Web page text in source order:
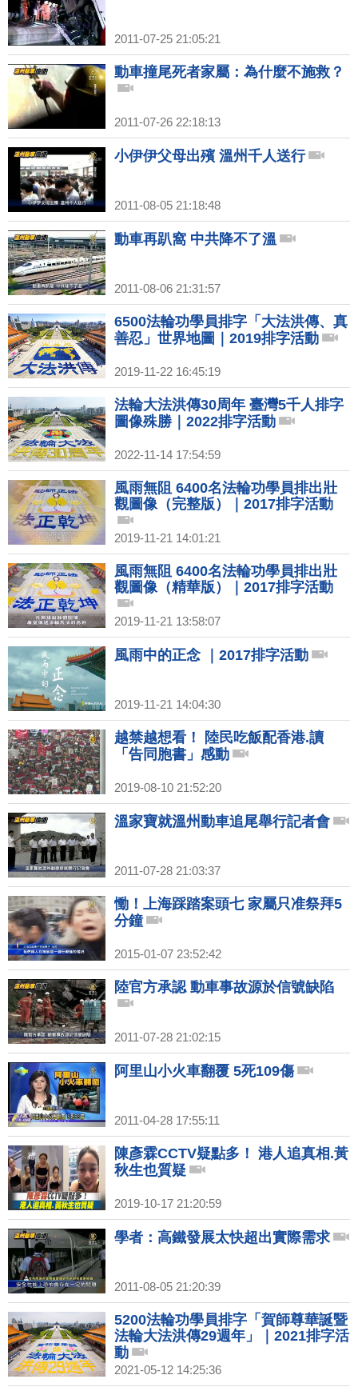
2011-07-25 21:05:21
動車撞尾死者家屬：為什麼不施救？
2011-07-26 22:18:13
小伊伊父母出殯 溫州千人送行
2011-08-05 21:18:48
動車再趴窩 中共降不了溫
2011-08-06 21:31:57
6500法輪功學員排字「大法洪傳、真
善忍」世界地圖｜2019排字活動
2019-11-22 16:45:19
法輪大法洪傳30周年 臺灣5千人排字
圖像殊勝｜2022排字活動
2022-11-14 17:54:59
風雨無阻 6400名法輪功學員排出壯
觀圖像（完整版）｜2017排字活動
2019-11-21 14:01:21
風雨無阻 6400名法輪功學員排出壯
觀圖像（精華版）｜2017排字活動
2019-11-21 13:58:07
風雨中的正念 ｜2017排字活動
2019-11-21 14:04:30
越禁越想看！ 陸民吃飯配香港.讀
「告同胞書」感動
2019-08-10 21:52:20
溫家寶就溫州動車追尾舉行記者會
2011-07-28 21:03:37
慟！上海踩踏案頭七 家屬只准祭拜5
分鐘
2015-01-07 23:52:42
陸官方承認 動車事故源於信號缺陷
2011-07-28 21:02:15
阿里山小火車翻覆 5死109傷
2011-04-28 17:55:11
陳彥霖CCTV疑點多！ 港人追真相.黃
秋生也質疑
2019-10-17 21:20:59
學者：高鐵發展太快超出實際需求
2011-08-05 21:20:39
5200法輪功學員排字「賀師尊華誕暨
法輪大法洪傳29週年」｜2021排字活
動
2021-05-12 14:25:36